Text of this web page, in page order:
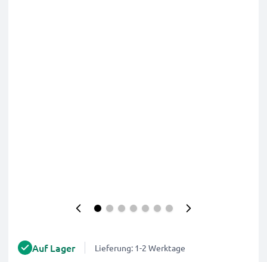
Auf Lager Lieferung: 1-2 Werktage